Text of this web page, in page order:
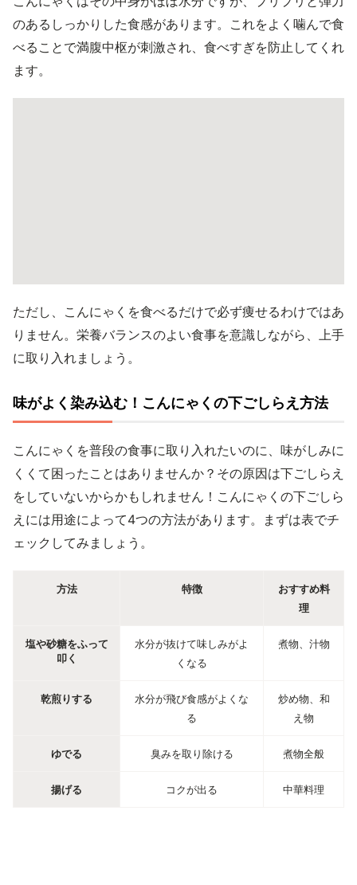
のあるしっかりした食感があります。これをよく噛んで食
べることで満腹中枢が刺激され、食べすぎを防止してくれ
ます。
ただし、こんにゃくを食べるだけで必ず痩せるわけではあ
りません。栄養バランスのよい食事を意識しながら、上手
に取り入れましょう。
味がよく染み込む！こんにゃくの下ごしらえ方法
こんにゃくを普段の食事に取り入れたいのに、味がしみに
くくて困ったことはありませんか？その原因は下ごしらえ
をしていないからかもしれません！こんにゃくの下ごしら
えには用途によって4つの方法があります。まずは表でチ
ェックしてみましょう。
方法 特徴
おすすめ料
理
塩や砂糖をふって
叩く
水分が抜けて味しみがよ
くなる
煮物、汁物
乾煎りする
水分が飛び食感がよくな
る
炒め物、和
え物
ゆでる 臭みを取り除ける 煮物全般
揚げる コクが出る 中華料理